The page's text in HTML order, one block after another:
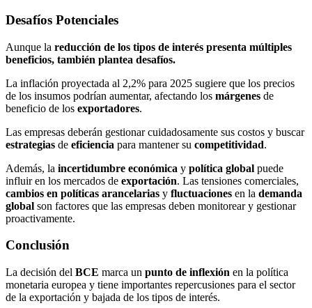
Desafíos Potenciales
Aunque la reducción de los tipos de interés presenta múltiples
beneficios, también plantea desafíos.
La inflación proyectada al 2,2% para 2025 sugiere que los precios
de los insumos podrían aumentar, afectando los márgenes de
beneficio de los exportadores.
Las empresas deberán gestionar cuidadosamente sus costos y buscar
estrategias de eficiencia para mantener su competitividad.
Además, la incertidumbre económica y política global puede
influir en los mercados de exportación. Las tensiones comerciales,
cambios en políticas arancelarias y fluctuaciones en la demanda
global son factores que las empresas deben monitorear y gestionar
proactivamente.
Conclusión
La decisión del BCE marca un punto de inflexión en la política
monetaria europea y tiene importantes repercusiones para el sector
de la exportación y bajada de los tipos de interés.